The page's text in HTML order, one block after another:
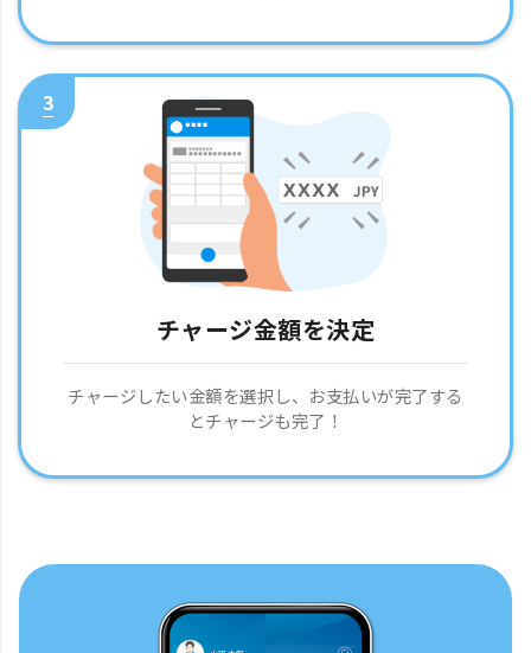
3
チャージ金額を決定
チャージしたい金額を選択し、お支払いが完了する
とチャージも完了！